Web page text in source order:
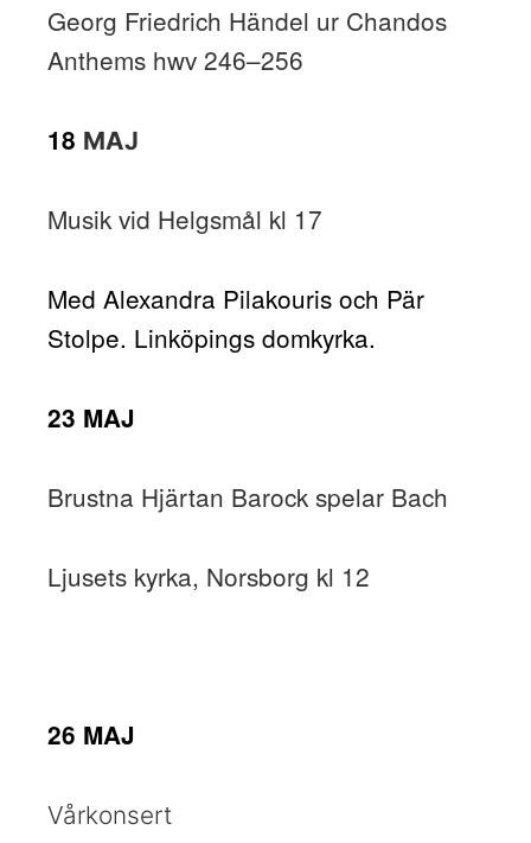
Georg Friedrich Händel ur Chandos
Anthems hwv 246–256
18 MAJ
Musik vid Helgsmål kl 17
Med Alexandra Pilakouris och Pär
Stolpe. Linköpings domkyrka.
23 MAJ
Brustna Hjärtan Barock spelar Bach
Ljusets kyrka, Norsborg kl 12
26 MAJ
Vårkonsert